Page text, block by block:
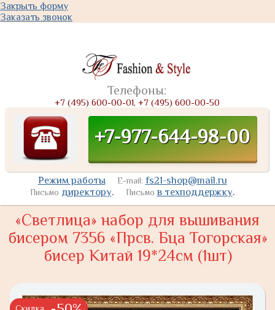
Закрыть форму
Заказать звонок
Телефоны:
+7 (495) 600-00-01, +7 (495) 600-00-50
+7-977-644-98-00
Режим работы E-mail: fs21-shop@mail.ru
Письмо директору. Письмо в техподдержку.
«Светлица» набор для вышивания
бисером 7356 «Прсв. Бца Тогорская»
бисер Китай 19*24см (1шт)